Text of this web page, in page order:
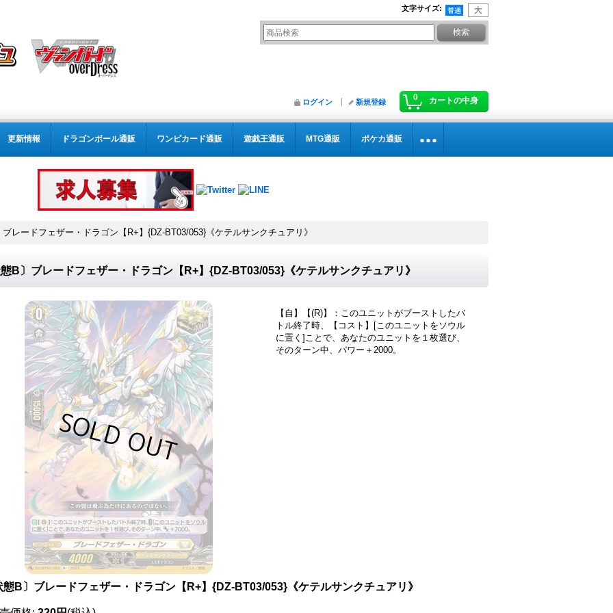
文字サイズ:
0 カートの中身
ログイン 新規登録
更新情報 ドラゴンボール通販 ワンピカード通販 遊戯王通販 MTG通販 ポケカ通販
レードフェザー・ドラゴン【R+】{DZ-BT03/053}《ケテルサンクチュアリ》
B〕ブレードフェザー・ドラゴン【R+】{DZ-BT03/053}《ケテルサンクチュアリ》
【自】【(R)】：このユニットがブーストしたバ
トル終了時、【コスト】[このユニットをソウル
に置く]ことで、あなたのユニットを１枚選び、
そのターン中、パワー＋2000。
態B〕ブレードフェザー・ドラゴン【R+】{DZ-BT03/053}《ケテルサンクチュアリ》